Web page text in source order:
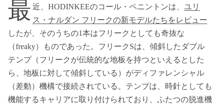
最 近、HODINKEEのコール・ペニントンは、 ユリ
ス・ナルダン フリークの新モデルたちをレビュー
したが、そのうちの1本はフリークとしても奇抜な
（freaky）ものであった。フリークSは、傾斜したダブル
テンプ（フリークが伝統的な地板を持つといえるとした
ら、地板に対して傾斜している）がディファレンシャル
（差動）機構で接続されている。テンプは、時針としても
機能するキャリアに取り付けられており、ふたつの脱進機